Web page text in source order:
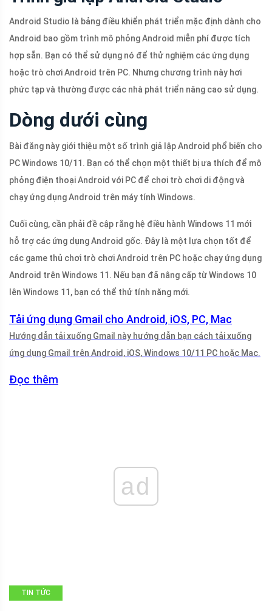
Android Studio là bảng điều khiển phát triển mặc định dành cho
Android bao gồm trình mô phỏng Android miễn phí được tích
hợp sẵn. Bạn có thể sử dụng nó để thử nghiệm các ứng dụng
hoặc trò chơi Android trên PC. Nhưng chương trình này hơi
phức tạp và thường được các nhà phát triển nâng cao sử dụng.
Dòng dưới cùng
Bài đăng này giới thiệu một số trình giả lập Android phổ biến cho
PC Windows 10/11. Bạn có thể chọn một thiết bị ưa thích để mô
phỏng điện thoại Android với PC để chơi trò chơi di động và
chạy ứng dụng Android trên máy tính Windows.
Cuối cùng, cần phải đề cập rằng hệ điều hành Windows 11 mới
hỗ trợ các ứng dụng Android gốc. Đây là một lựa chọn tốt để
các game thủ chơi trò chơi Android trên PC hoặc chạy ứng dụng
Android trên Windows 11. Nếu bạn đã nâng cấp từ Windows 10
lên Windows 11, bạn có thể thử tính năng mới.
Tải ứng dụng Gmail cho Android, iOS, PC, Mac
Hướng dẫn tải xuống Gmail này hướng dẫn bạn cách tải xuống
ứng dụng Gmail trên Android, iOS, Windows 10/11 PC hoặc Mac.
Đọc thêm
ad
TIN TỨC